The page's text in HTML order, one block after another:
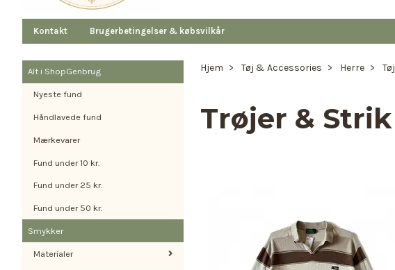
Kontakt Brugerbetingelser & købsvilkår
Alt i ShopGenbrug
Nyeste fund
Håndlavede fund
Mærkevarer
Fund under 10 kr.
Fund under 25 kr.
Fund under 50 kr.
Smykker
Materialer
Hjem Tøj & Accessories Herre Tøj
Trøjer & Strik